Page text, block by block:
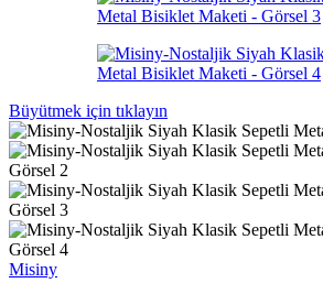
Büyütmek için tıklayın
Misiny